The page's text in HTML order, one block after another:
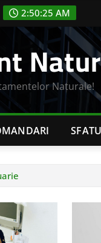
2:50:26 AM
Naturale!